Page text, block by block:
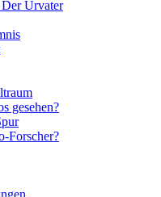
Urvater
gesehen?
Forscher?